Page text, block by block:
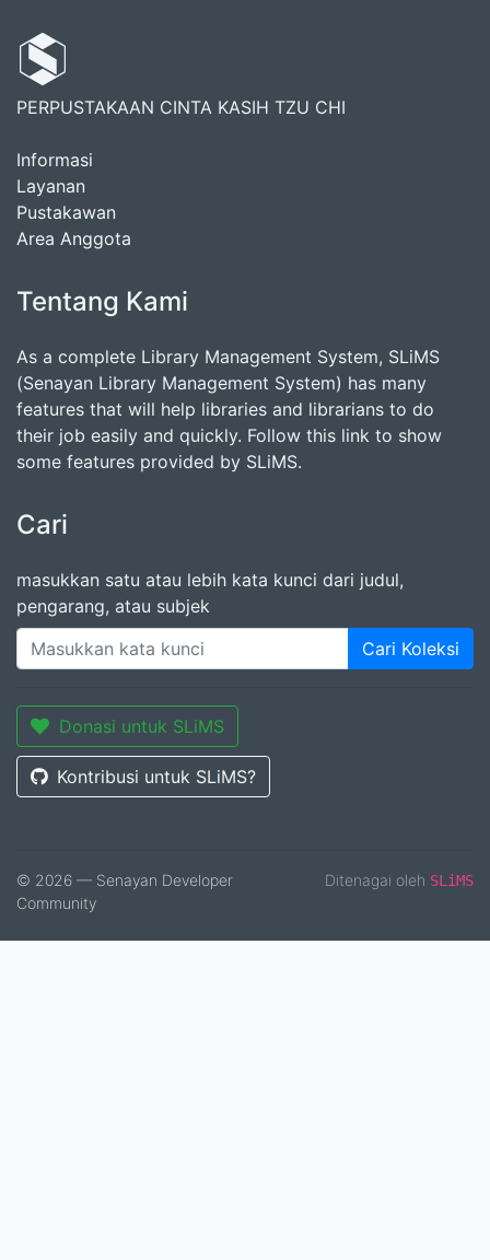
PERPUSTAKAAN CINTA KASIH TZU CHI
Informasi
Layanan
Pustakawan
Area Anggota
Tentang Kami
As a complete Library Management System, SLiMS
(Senayan Library Management System) has many
features that will help libraries and librarians to do
their job easily and quickly. Follow this link to show
some features provided by SLiMS.
Cari
masukkan satu atau lebih kata kunci dari judul,
pengarang, atau subjek
Cari Koleksi
Donasi untuk SLiMS
Kontribusi untuk SLiMS?
© 2026 — Senayan Developer
Community
Ditenagai oleh SLiMS